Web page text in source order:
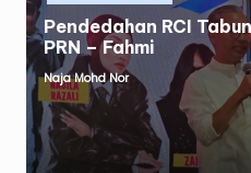
Pendedahan RCI
PRN – Fahmi
Posted
by
Naja Mohd Nor